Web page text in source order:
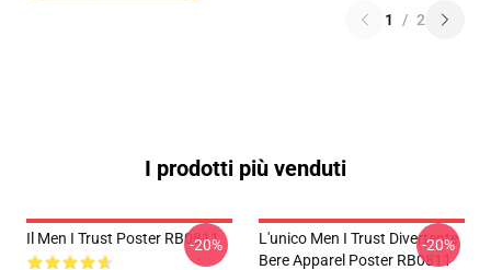
1 / 2
I prodotti più venduti
Il Men I Trust Poster RB0811
-20%
L'unico Men I Trust Divertente
Bere Apparel Poster RB0811
-20%